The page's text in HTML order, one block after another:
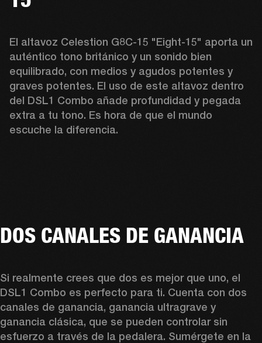
El altavoz Celestion G8C-15 "Eight-15" aporta un
auténtico tono británico y un sonido bien
equilibrado, con medios y agudos potentes y
graves potentes. El uso de este altavoz dentro
del DSL1 Combo añade profundidad y pegada
extra a tu tono. Es hora de que el mundo
escuche la diferencia.
DOS CANALES DE GANANCIA
Si realmente crees que dos es mejor que uno, el
DSL1 Combo es perfecto para ti. Cuenta con dos
canales de ganancia, ganancia ultragrave y
ganancia clásica, que se pueden controlar sin
esfuerzo a través de la pedalera. Sumérgete en la